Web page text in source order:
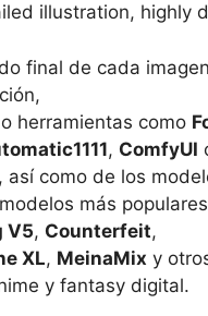
illustration, highly
final de cada
herramientas como
, ComfyUI
, así como de los
más
V5, Counterfeit,
XL, MeinaMix y
y fantasy digital.